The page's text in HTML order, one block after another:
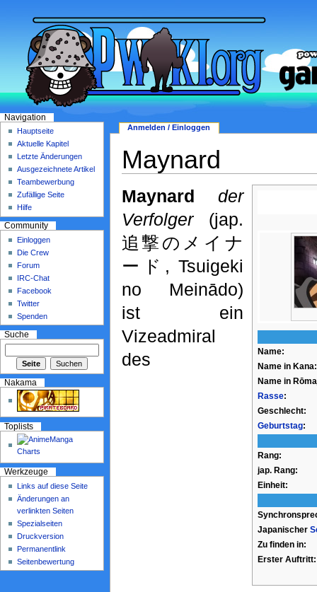
Maynard
Name:
Name in Kana:
Name in
Rasse:
Geschlecht:
Geburtstag:
Rang:
jap. Rang:
Einheit:
Japanischer
Zu finden in:
Erster Auftritt:
Maynard
der
Verfolger(jap.
追撃のメイナ
ード, Tsuigeki
no Meinādo)
ist ein
Vizeadmiral
des
Anmelden / Einloggen
Navigation
Hauptseite
Aktuelle Kapitel
Letzte Änderungen
Ausgezeichnete Artikel
Teambewerbung
Zufällige Seite
Hilfe
Community
Einloggen
Die Crew
Forum
IRC-Chat
Facebook
Twitter
Spenden
Suche
Nakama
Toplists
Werkzeuge
Links auf diese Seite
Änderungen an
verlinkten Seiten
Spezialseiten
Druckversion
Permanentlink
Seitenbewertung